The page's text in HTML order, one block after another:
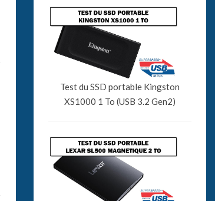
Test du SSD portable Kingston
XS1000 1 To (USB 3.2 Gen2)